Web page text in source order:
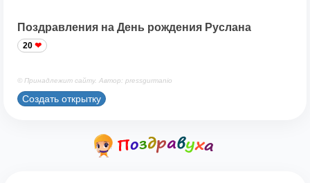
Поздравления на День рождения Руслана
20
© Принадлежит сайту. Автор: pressgurmanio
Создать открытку